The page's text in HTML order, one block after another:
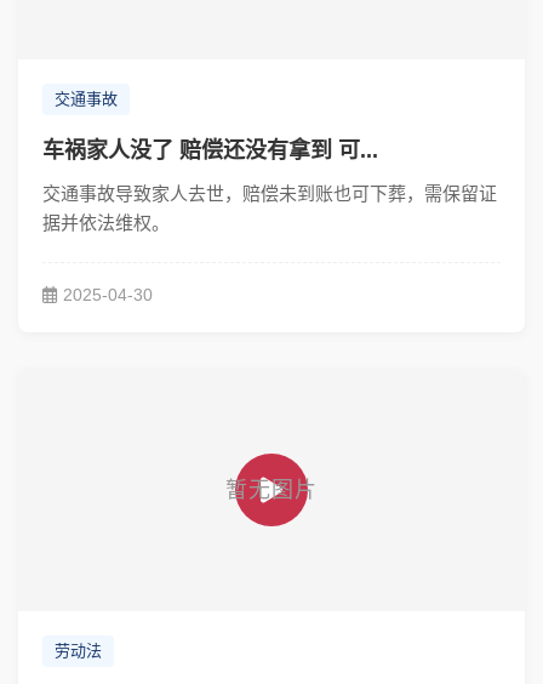
交通事故
车祸家人没了 赔偿还没有拿到 可...
交通事故导致家人去世，赔偿未到账也可下葬，需保留证
据并依法维权。
2025-04-30
劳动法